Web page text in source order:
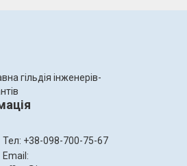
гільдія інженерів-
Тел: +38-098-700-75-67
Email: